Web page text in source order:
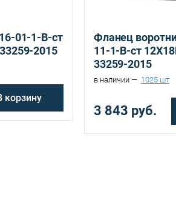
01-1-B-ст
2015
корзину
Фланец
11-1-B-ст
33259-2015
в наличии — 1025 шт
3 843 руб.